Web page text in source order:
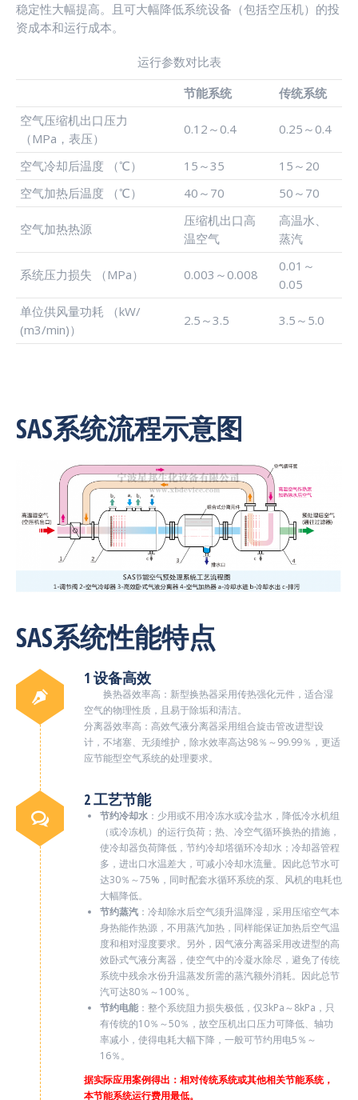
稳定性大幅提高。且可大幅降低系统设备（包括空压机）的投
资成本和运行成本。
运行参数对比表
节能系统
传统系统
空气压缩机出口压力
（MPa，表压）
0.12～0.4 0.25～0.4
空气冷却后温度 （℃） 15～35
15～20
空气加热后温度 （℃）
40～70 50～70
空气加热热源
压缩机出口高
温空气
高温水、
蒸汽
系统压力损失 （MPa） 0.003～0.008
0.01～
0.05
单位供风量功耗 （kW/
(m3/min)）
2.5～3.5 3.5～5.0
SAS系统流程示意图
SAS系统性能特点
1 设备高效
换热器效率高：新型换热器采用传热强化元件，适合湿
空气的物理性质，且易于除垢和清洁。
分离器效率高：高效气液分离器采用组合旋击管改进型设
计，不堵塞、无须维护，除水效率高达98％～99.99％，更适
应节能型空气系统的处理要求。
2 工艺节能
节约冷却水 ：少用或不用冷冻水或冷盐水，降低冷水机组
（或冷冻机）的运行负荷；热、冷空气循环换热的措施，
使冷却器负荷降低，节约冷却塔循环冷却水；冷却器管程
多，进出口水温差大，可减小冷却水流量。因此总节水可
达30％～75%，同时配套水循环系统的泵、风机的电耗也
大幅降低。
节约蒸汽 ：冷却除水后空气须升温降湿，采用压缩空气本
身热能作热源，不用蒸汽加热，同样能保证加热后空气温
度和相对湿度要求。另外，因气液分离器采用改进型的高
效卧式气液分离器，使空气中的冷凝水除尽，避免了传统
系统中残余水份升温蒸发所需的蒸汽额外消耗。因此总节
汽可达80％～100％。
节约电能 ：整个系统阻力损失极低，仅3kPa～8kPa，只
有传统的10％～50％，故空压机出口压力可降低、轴功
率减小，使得电耗大幅下降，一般可节约用电5％～
16％。
据实际应用案例得出：相对传统系统或其他相关节能系统，
本节能系统运行费用最低。